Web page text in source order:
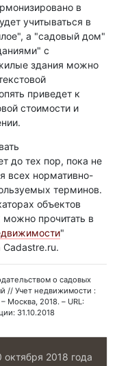
в
учитываться в
а "садовый дом"
с
здания можно
приведет к
стоимости и
до тех пор, пока не
всех нормативно-
терминов.
объектов
прочитать в
"
о садовых
// Учет недвижимости :
Москва, 2018. – URL:
31.10.2018
октября 2018 года